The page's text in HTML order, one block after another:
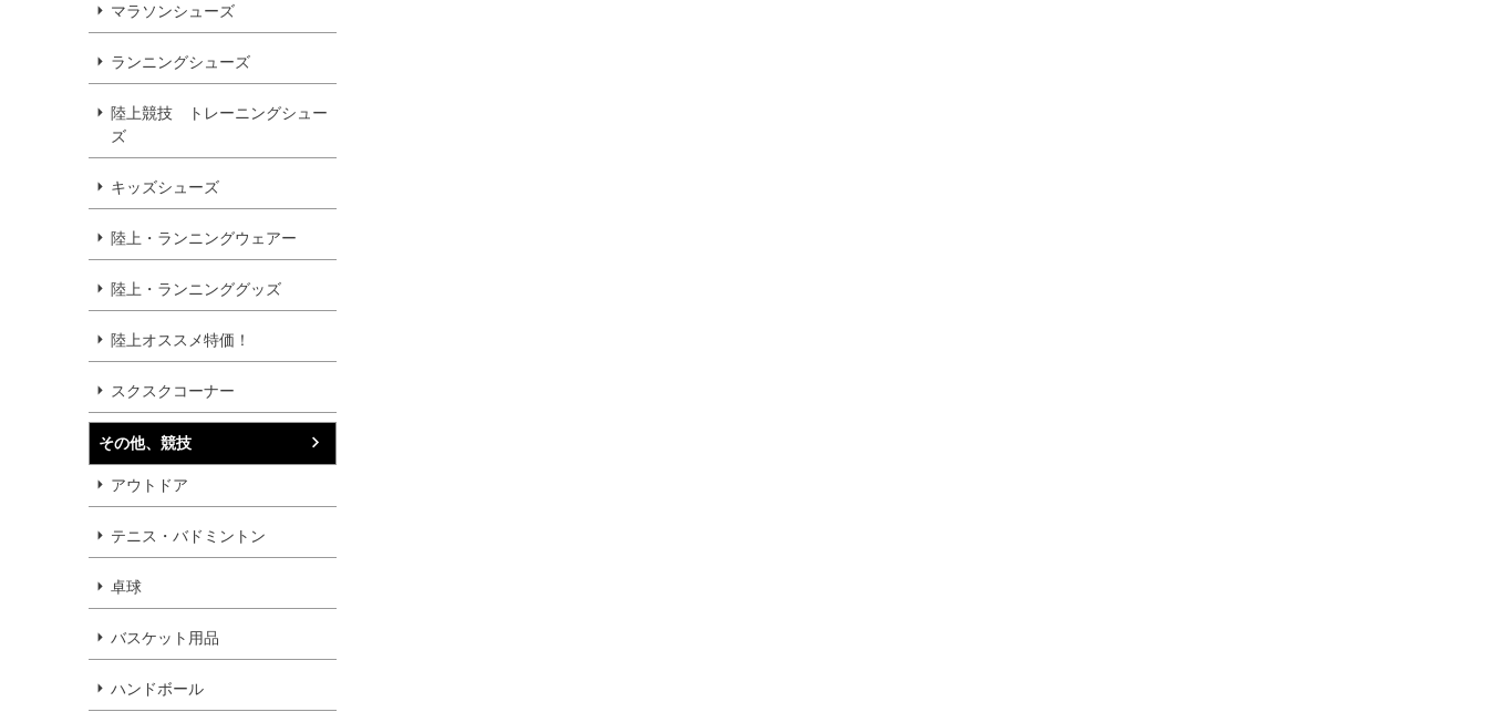
マラソンシューズ
ランニングシューズ
陸上競技 トレーニングシュー
ズ
キッズシューズ
陸上・ランニングウェアー
陸上・ランニンググッズ
陸上オススメ特価！
スクスクコーナー
その他、競技
アウトドア
テニス・バドミントン
卓球
バスケット用品
ハンドボール